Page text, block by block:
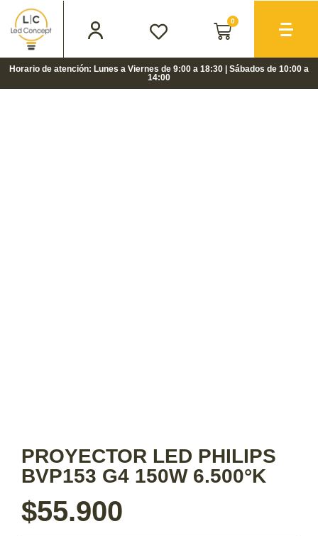
0
Horario de atención: Lunes a Viernes de 9:00 a 18:30 | Sábados de 10:00 a
14:00
PROYECTOR LED PHILIPS
BVP153 G4 150W 6.500°K
$55.900